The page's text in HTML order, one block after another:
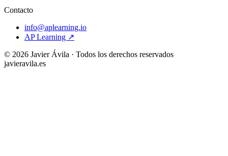
Contacto
info@aplearning.io
AP Learning ↗
© 2026 Javier Ávila · Todos los derechos reservados
javieravila.es